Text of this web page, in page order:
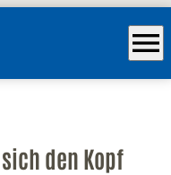
menu
den Kopf